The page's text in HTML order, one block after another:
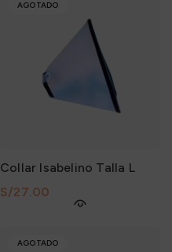
AGOTADO
Collar Isabelino Talla L
S/
AGOTADO